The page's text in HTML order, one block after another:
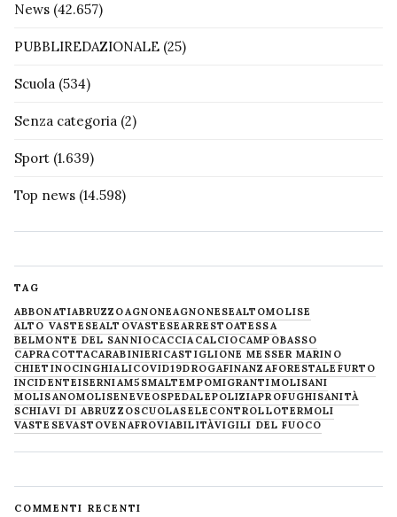
News (42.657)
PUBBLIREDAZIONALE (25)
Scuola (534)
Senza categoria (2)
Sport (1.639)
Top news (14.598)
TAG
ABBONATIABRUZZOAGNONEAGNONESEALTOMOLISE
ALTO VASTESEALTOVASTESEARRESTOATESSA
BELMONTE DEL SANNIOCACCIA CALCIOCAMPOBASSO
CAPRACOTTACARABINIERICASTIGLIONE MESSER MARINO
CHIETINOCINGHIALICOVID19DROGAFINANZAFORESTALE FURTO
INCIDENTEISERNIAM5SMALTEMPOMIGRANTIMOLISANI
MOLISANOMOLISENEVE OSPEDALEPOLIZIAPROFUGHISANITÀ
SCHIAVI DI ABRUZZOSCUOLASELECONTROLLOTERMOLI
VASTESEVASTOVENAFROVIABILITÀVIGILI DEL FUOCO
COMMENTI RECENTI